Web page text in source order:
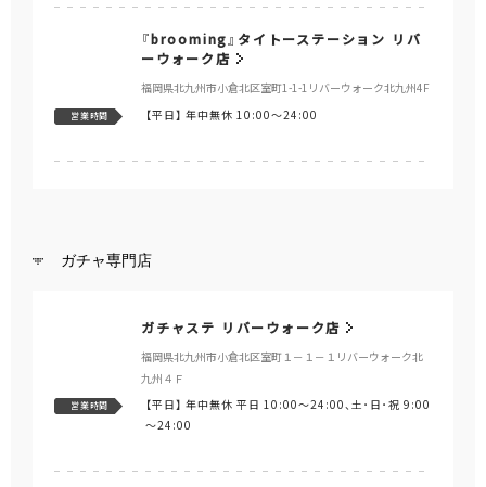
『brooming』タイトーステーション リバ
ーウォーク店
福岡県北九州市小倉北区室町1-1-1リバーウォーク北九州4F
営業時間 【平日】年中無休 10:00～24:00
ガチャ専門店
ガチャステ リバーウォーク店
福岡県北九州市小倉北区室町１－１－１リバーウォーク北
九州４Ｆ
営業時間 【平日】年中無休 平日 10:00～24:00、土･日･祝 9:00
～24:00